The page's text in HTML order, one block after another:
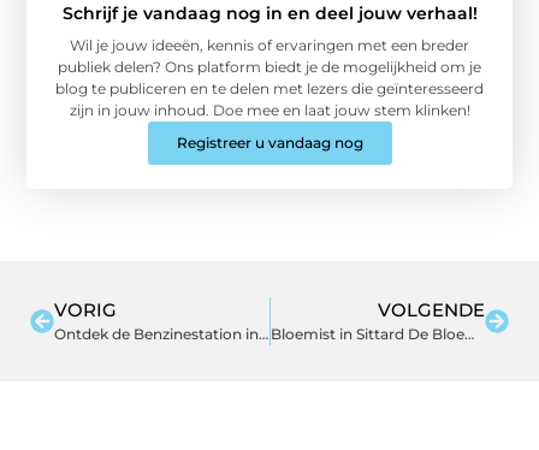
Schrijf je vandaag nog in en deel jouw verhaal!
Wil je jouw ideeën, kennis of ervaringen met een breder
publiek delen? Ons platform biedt je de mogelijkheid om je
blog te publiceren en te delen met lezers die geïnteresseerd
zijn in jouw inhoud. Doe mee en laat jouw stem klinken!
Registreer u vandaag nog
VORIG
Ontdek de Benzinestation in Zutphen en Hun Duurzame Initiatieven
VOLGENDE
Bloemist in Sittard De Bloemenwereld van Jouw Dromen